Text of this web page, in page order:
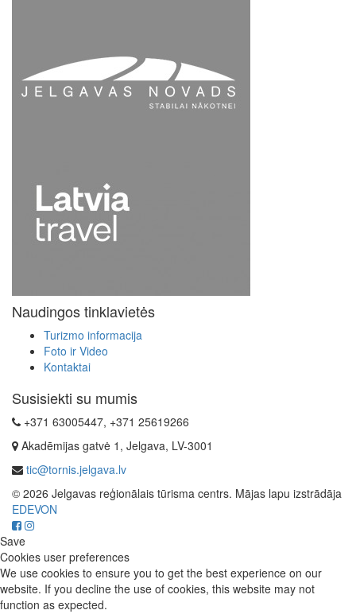
Naudingos tinklavietės
Turizmo informacija
Foto ir Video
Kontaktai
Susisiekti su mumis
+371 63005447, +371 25619266
Akadēmijas gatvė 1, Jelgava, LV-3001
tic@tornis.jelgava.lv
© 2026 Jelgavas reģionālais tūrisma centrs. Mājas lapu izstrādāja
EDEVON
Save
Cookies user preferences
We use cookies to ensure you to get the best experience on our
website. If you decline the use of cookies, this website may not
function as expected.